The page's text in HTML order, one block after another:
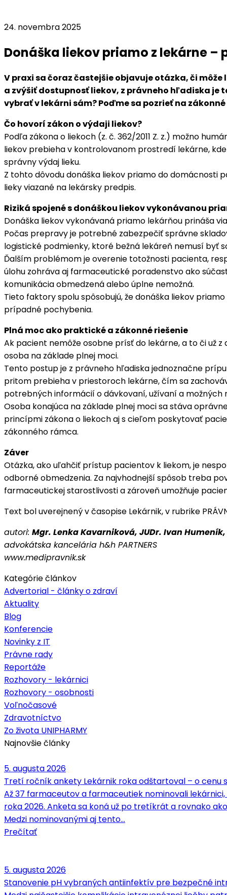
24. novembra 2025
Donáška liekov priamo z lekárne
V praxi sa čoraz častejšie objavuje otázka, či
a zvýšiť dostupnosť liekov, z právneho hľadiska je
vybrať v lekárni sám? Poďme sa pozrieť na
Čo hovorí zákon o výdaji liekov?
Podľa zákona o liekoch (z. č. 362/2011 Z. z.) možno
liekov prebieha v kontrolovanom prostredí lekárne,
správny výdaj lieku.
Z tohto dôvodu donáška liekov priamo do domácnosti
lieky viazané na lekársky predpis.
Riziká spojené s donáškou liekov vykonávanou
Donáška liekov vykonávaná priamo lekárňou prináša
Počas prepravy je potrebné zabezpečiť správne
logistické podmienky, ktoré bežná lekáreň nemusí byť
Ďalším problémom je overenie totožnosti pacienta,
úlohu zohráva aj farmaceutické poradenstvo ako
komunikácia obmedzená alebo úplne nemožná.
Tieto faktory spolu spôsobujú, že donáška liekov
prípadné pochybenia.
Plná moc ako praktické a zákonné riešenie
Ak pacient nemôže osobne prísť do lekárne, a to či už
osoba na základe plnej moci.
Tento postup je z právneho hľadiska jednoznačne
pritom prebieha v priestoroch lekárne, čím sa
potrebných informácií o dávkovaní, užívaní a možných
Osoba konajúca na základe plnej moci sa stáva
princípmi zákona o liekoch aj s cieľom poskytovať
zákonného rámca.
Záver
Otázka, ako uľahčiť prístup pacientov k liekom, je
odborné obmedzenia. Za najvhodnejší spôsob treba
farmaceutickej starostlivosti a zároveň umožňuje
Text bol uverejnený v časopise Lekárnik, v rubrike
autori: Mgr. Lenka Kavarniková, JUDr. Ivan Humeník,
advokátska kancelária h&h PARTNERS
www.medipravnik.sk
Kategórie článkov
Advertorial - články o zdraví
Aktuality
Blog
Konferencie
Novinky z IT
Právne rady
Reportáže
Rozhovory - lekárnici
Rozhovory - osobnosti
Voľnočasové
Zdravotníctvo
Zo života UNIPHARMY
Najnovšie články
5. augusta 2026
Tretí ročník ankety Lekárnik roka odštartoval – o cenu
Až 37 farmaceutov a farmaceutiek nominovali
roka 2026. Anketa sa koná už po tretíkrát a rovnako
Medzi nominovanými aj tento…
Prečítať
5. augusta 2026
Stanovenie pH vybraných antiinfektív pre bezpečné